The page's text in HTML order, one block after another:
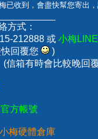
已收到，會盡快幫您寄出
方式：
212888 或 小梅
回覆您
)
(信箱有時會比較晚回
方帳號
梅硬體倉庫